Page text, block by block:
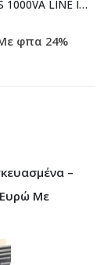
CLAIRE UPS 1000VA LINE INTERACTIVE TOWER ( 92006 )
φπα 24%
–
Με